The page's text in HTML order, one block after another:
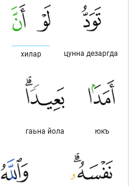
цунна дезаргда
хилар
юкъ
гаьна йола